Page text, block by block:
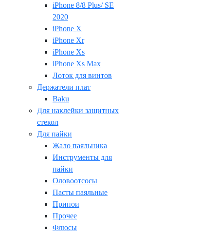
iPhone 8/8 Plus/ SE
2020
iPhone X
iPhone Xr
iPhone Xs
iPhone Xs Max
Лоток для винтов
Держатели плат
Baku
Для наклейки защитных
стекол
Для пайки
Жало паяльника
Инструменты для
пайки
Оловоотсосы
Пасты паяльные
Припои
Прочее
Флюсы